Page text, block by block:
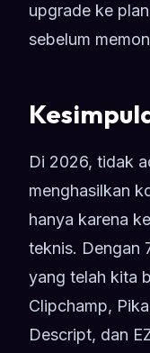
upgrade ke
sebelum
Di 2026, tidak
menghasilkan
hanya karena
teknis. Dengan
yang telah kita
Clipchamp,
Descript, dan